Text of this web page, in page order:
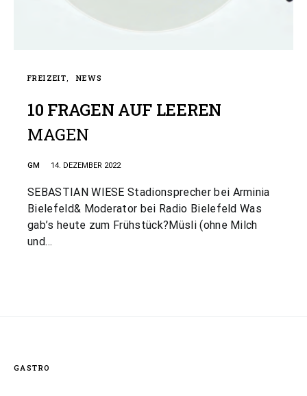
FREIZEIT NEWS
10 FRAGEN AUF LEEREN
MAGEN
GM 14. DEZEMBER 2022
SEBASTIAN WIESE Stadionsprecher bei Arminia
Bielefeld& Moderator bei Radio Bielefeld Was
gab’s heute zum Frühstück?Müsli (ohne Milch
und…
GASTRO